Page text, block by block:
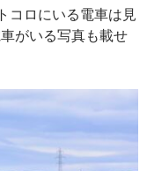
コロにいる電車は見
がいる写真も載せ